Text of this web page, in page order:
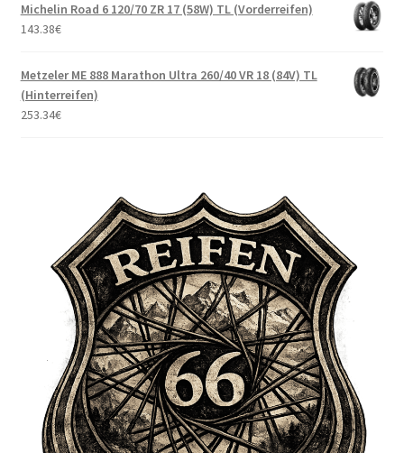
Michelin Road 6 120/70 ZR 17 (58W) TL (Vorderreifen)
143.38€
Metzeler ME 888 Marathon Ultra 260/40 VR 18 (84V) TL
(Hinterreifen)
253.34€